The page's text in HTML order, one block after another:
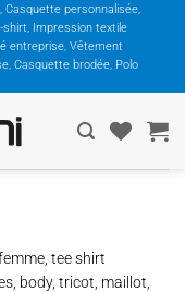
Casquette personnalisée,
shirt, Impression textile
entreprise, Vêtement
Casquette brodée, Polo
tee shirt
body, tricot, maillot,